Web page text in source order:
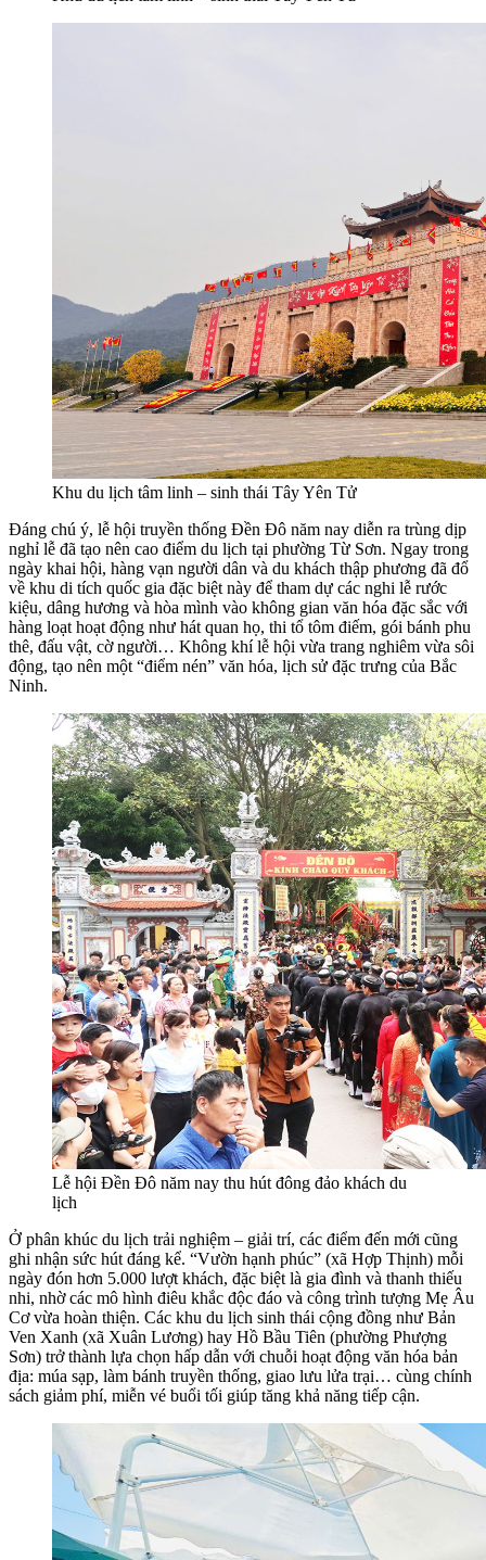
Khu du lịch tâm linh – sinh thái Tây Yên Tử
Đáng chú ý, lễ hội truyền thống Đền Đô năm nay diễn ra trùng dịp
nghỉ lễ đã tạo nên cao điểm du lịch tại phường Từ Sơn. Ngay trong
ngày khai hội, hàng vạn người dân và du khách thập phương đã đổ
về khu di tích quốc gia đặc biệt này để tham dự các nghi lễ rước
kiệu, dâng hương và hòa mình vào không gian văn hóa đặc sắc với
hàng loạt hoạt động như hát quan họ, thi tổ tôm điếm, gói bánh phu
thê, đấu vật, cờ người… Không khí lễ hội vừa trang nghiêm vừa sôi
động, tạo nên một “điểm nén” văn hóa, lịch sử đặc trưng của Bắc
Ninh.
Lễ hội Đền Đô năm nay thu hút đông đảo khách du
lịch
Ở phân khúc du lịch trải nghiệm – giải trí, các điểm đến mới cũng
ghi nhận sức hút đáng kể. “Vườn hạnh phúc” (xã Hợp Thịnh) mỗi
ngày đón hơn 5.000 lượt khách, đặc biệt là gia đình và thanh thiếu
nhi, nhờ các mô hình điêu khắc độc đáo và công trình tượng Mẹ Âu
Cơ vừa hoàn thiện. Các khu du lịch sinh thái cộng đồng như Bản
Ven Xanh (xã Xuân Lương) hay Hồ Bầu Tiên (phường Phượng
Sơn) trở thành lựa chọn hấp dẫn với chuỗi hoạt động văn hóa bản
địa: múa sạp, làm bánh truyền thống, giao lưu lửa trại… cùng chính
sách giảm phí, miễn vé buổi tối giúp tăng khả năng tiếp cận.